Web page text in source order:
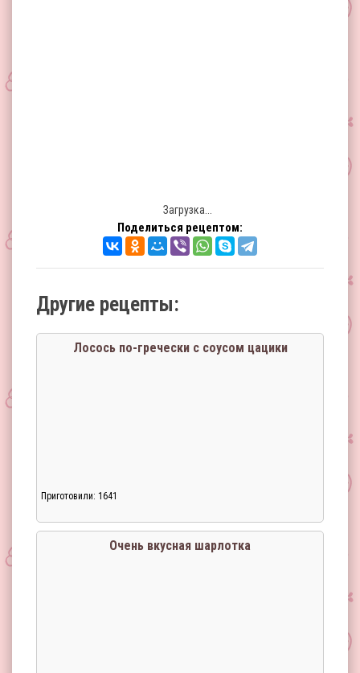
Загрузка...
Поделиться рецептом:
Другие рецепты:
Лосось по-гречески с соусом цацики
Приготовили: 1641
Очень вкусная шарлотка